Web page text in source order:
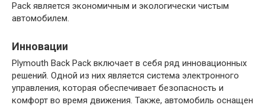
Pack является экономичным и экологически чистым
автомобилем.
Инновации
Plymouth Back Pack включает в себя ряд инновационных
решений. Одной из них является система электронного
управления, которая обеспечивает безопасность и
комфорт во время движения. Также, автомобиль оснащен